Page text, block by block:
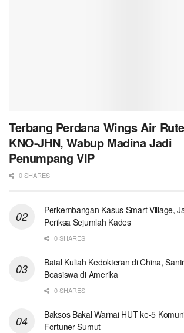
Terbang Perdana Wings Air Rute
KNO-JHN, Wabup Madina Jadi
Penumpang VIP
0 SHARES
Perkembangan Kasus Smart Village,
Periksa Sejumlah Kades
0 SHARES
Batal Kuliah Kedokteran di China,
Beasiswa di Amerika
0 SHARES
Baksos Bakal Warnai HUT ke-5
Fortuner Sumut